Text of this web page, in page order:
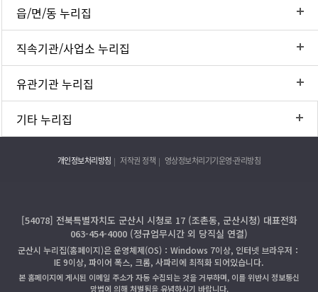
읍/면/동 누리집
직속기관/사업소 누리집
유관기관 누리집
기타 누리집
개인정보처리방침 저작권 정책 영상정보처리기기운영·관리방침
[54078] 전북특별자치도 군산시 시청로 17 (조촌동, 군산시청) 대표전화
063-454-4000 (정규업무시간 외 당직실 연결)
군산시 누리집(홈페이지)은 운영체제(OS)：Windows 7이상, 인터넷 브라우저：
IE 9이상, 파이어 폭스, 크롬, 사파리에 최적화 되어있습니다.
본 홈페이지에 게시된 이메일 주소가 자동 수집되는 것을 거부하며, 이를 위반시 정보통신
망법에 의해 처벌됨을 유념하시기 바랍니다.